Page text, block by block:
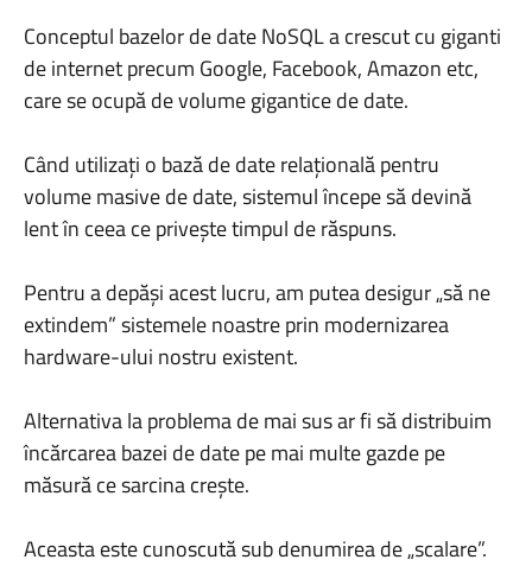
Conceptul bazelor de date NoSQL a crescut cu giganti
de internet precum Google, Facebook, Amazon etc,
care se ocupă de volume gigantice de date.
Când utilizați o bază de date relațională pentru
volume masive de date, sistemul începe să devină
lent în ceea ce privește timpul de răspuns.
Pentru a depăși acest lucru, am putea desigur „să ne
extindem” sistemele noastre prin modernizarea
hardware-ului nostru existent.
Alternativa la problema de mai sus ar fi să distribuim
încărcarea bazei de date pe mai multe gazde pe
măsură ce sarcina crește.
Aceasta este cunoscută sub denumirea de „scalare”.